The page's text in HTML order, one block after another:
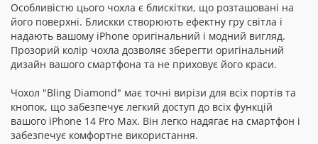
Особливістю цього чохла є блискітки, що розташовані на
його поверхні. Блискки створюють ефектну гру світла і
надають вашому iPhone оригінальний і модний вигляд.
Прозорий колір чохла дозволяє зберегти оригінальний
дизайн вашого смартфона та не приховує його краси.
Чохол "Bling Diamond" має точні вирізи для всіх портів та
кнопок, що забезпечує легкий доступ до всіх функцій
вашого iPhone 14 Pro Max. Він легко надягає на смартфон і
забезпечує комфортне використання.